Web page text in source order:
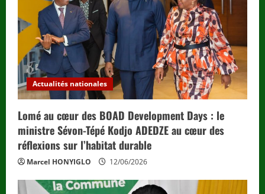
Actualités nationales
Lomé au cœur des BOAD Development Days : le
ministre Sévon-Tépé Kodjo ADEDZE au cœur des
réflexions sur l’habitat durable
Marcel HONYIGLO 12/06/2026